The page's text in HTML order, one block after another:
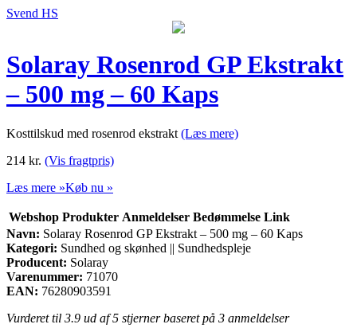
Svend HS
Solaray Rosenrod GP Ekstrakt
– 500 mg – 60 Kaps
Kosttilskud med rosenrod ekstrakt (Læs mere)
214 kr. (Vis fragtpris)
Læs mere »Køb nu »
Webshop Produkter Anmeldelser Bedømmelse Link
Navn: Solaray Rosenrod GP Ekstrakt – 500 mg – 60 Kaps
Kategori: Sundhed og skønhed || Sundhedspleje
Producent: Solaray
Varenummer: 71070
EAN: 76280903591
Vurderet til 3.9 ud af 5 stjerner baseret på 3 anmeldelser